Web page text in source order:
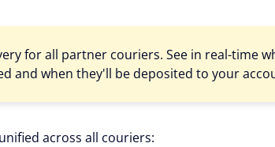
for all partner couriers. See in real-time
and when they'll be deposited to your
across all couriers: